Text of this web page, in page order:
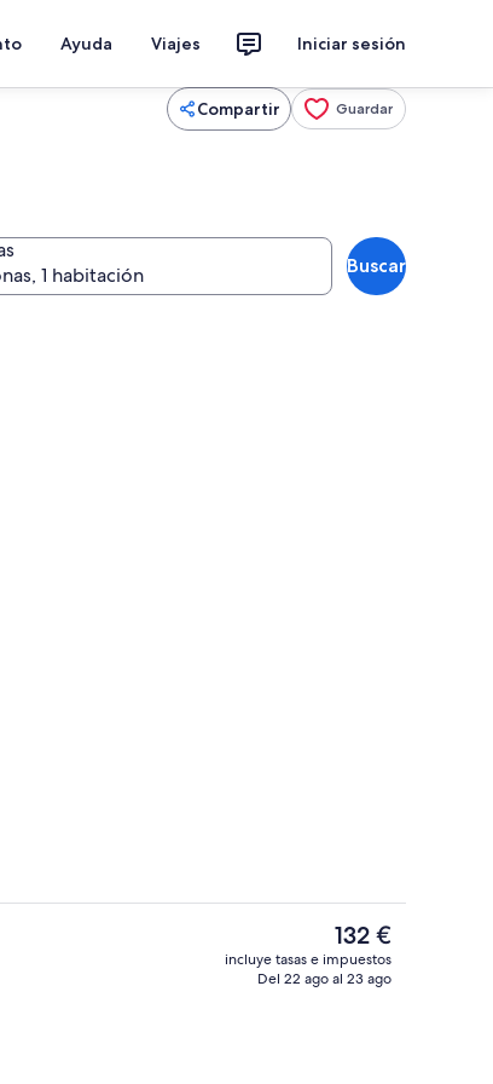
Ayuda Viajes Iniciar sesión
Compartir Guardar
Buscar
Habitación familiar | Edredones de
El
precio
actual
132 €
incluye tasas e impuestos
Del 22 ago al 23 ago